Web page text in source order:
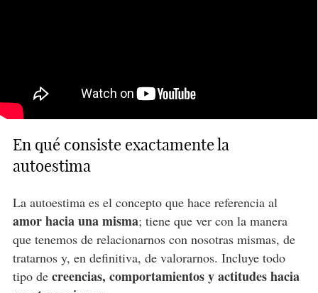
En qué consiste exactamente la
autoestima
La autoestima es el concepto que hace referencia al
amor hacia una misma; tiene que ver con la manera
que tenemos de relacionarnos con nosotras mismas, de
tratarnos y, en definitiva, de valorarnos. Incluye todo
tipo de creencias, comportamientos y actitudes hacia